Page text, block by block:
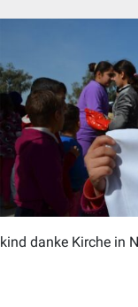
kind danke Kirche in